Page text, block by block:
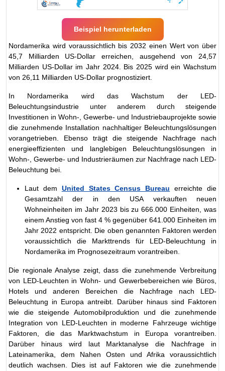
Beispiel herunterladen
Nordamerika wird voraussichtlich bis 2032 einen Wert von über
45,7 Milliarden US-Dollar erreichen, ausgehend von 24,57
Milliarden US-Dollar im Jahr 2024. Bis 2025 wird ein Wachstum
von 26,11 Milliarden US-Dollar prognostiziert.
In Nordamerika wird das Wachstum der LED-
Beleuchtungsindustrie unter anderem durch steigende
Investitionen in Wohn-, Gewerbe- und Industriebauprojekte sowie
die zunehmende Installation nachhaltiger Beleuchtungslösungen
vorangetrieben. Ebenso trägt die steigende Nachfrage nach
energieeffizienten und langlebigen Beleuchtungslösungen in
Wohn-, Gewerbe- und Industrieräumen zur Nachfrage nach LED-
Beleuchtung bei.
Laut dem United States Census Bureau erreichte die
Gesamtzahl der in den USA verkauften neuen
Wohneinheiten im Jahr 2023 bis zu 666.000 Einheiten, was
einem Anstieg von fast 4 % gegenüber 641.000 Einheiten im
Jahr 2022 entspricht. Die oben genannten Faktoren werden
voraussichtlich die Markttrends für LED-Beleuchtung in
Nordamerika im Prognosezeitraum vorantreiben.
Die regionale Analyse zeigt, dass die zunehmende Verbreitung
von LED-Leuchten in Wohn- und Gewerbebereichen wie Büros,
Hotels und anderen Bereichen die Nachfrage nach LED-
Beleuchtung in Europa antreibt. Darüber hinaus sind Faktoren
wie die steigende Automobilproduktion und die zunehmende
Integration von LED-Leuchten in moderne Fahrzeuge wichtige
Faktoren, die das Marktwachstum in Europa vorantreiben.
Darüber hinaus wird laut Marktanalyse die Nachfrage in
Lateinamerika, dem Nahen Osten und Afrika voraussichtlich
deutlich wachsen. Dies ist auf Faktoren wie die zunehmende